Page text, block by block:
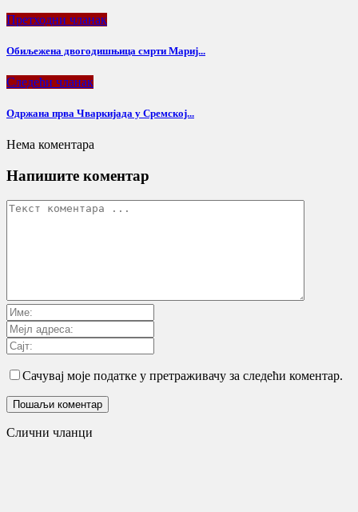
Претходни чланак
Обиљежена двогодишњица смрти Мариј...
Следећи чланак
Одржана прва Чваркијада у Сремској...
Нема коментара
Напишите коментар
Сачувај моје податке у претраживачу за следећи коментар.
Слични чланци